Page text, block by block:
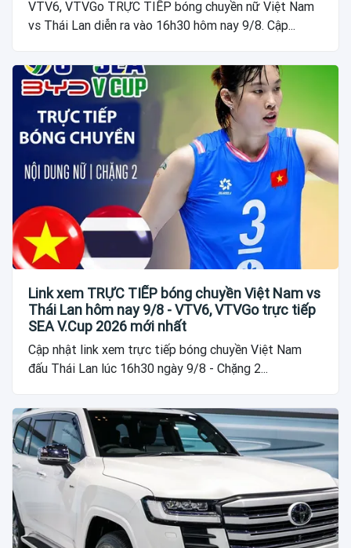
VTV6, VTVGo TRỰC TIẾP bóng chuyền nữ Việt Nam
vs Thái Lan diễn ra vào 16h30 hôm nay 9/8. Cập...
Link xem TRỰC TIẾP bóng chuyền Việt Nam vs
Thái Lan hôm nay 9/8 - VTV6, VTVGo trực tiếp
SEA V.Cup 2026 mới nhất
Cập nhật link xem trực tiếp bóng chuyền Việt Nam
đấu Thái Lan lúc 16h30 ngày 9/8 - Chặng 2...